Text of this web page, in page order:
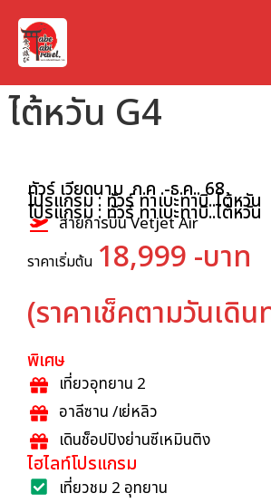
ไต้หวัน G4
ทัวร์ เวียดนาม ก.ค .-ธ.ค.. 68
โปรแกรม : ทัวร์ ทาเบะทาบิ..ไต้หวัน
โปรแกรม : ทัวร์ ทาเบะทาบิ..ไต้หวัน
สายการบิน Vetjet Air
ราคาเริ่มต้น 18,999 -บาท
(ราคาเช็คตามวันเดิน
พิเศษ
เที่ยวอุทยาน 2
อาลีซาน /เย่หลิว
เดินช็อปปิงย่านซีเหมินติง
ไฮไลท์โปรแกรม
เที่ยวชม 2 อุทยาน